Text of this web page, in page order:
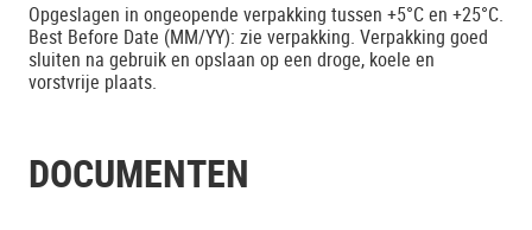
Opgeslagen in ongeopende verpakking tussen +5°C en +25°C.
Best Before Date (MM/YY): zie verpakking. Verpakking goed
sluiten na gebruik en opslaan op een droge, koele en
vorstvrije plaats.
DOCUMENTEN